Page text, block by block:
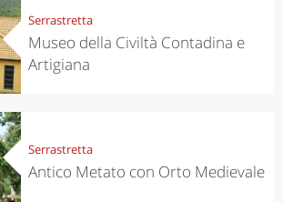
Serrastretta
Museo della Civiltà Contadina e
Artigiana
Serrastretta
Antico Metato con Orto Medievale